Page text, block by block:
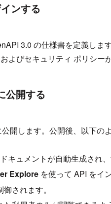
ンする
3.0 の仕様書を定義しま
よびセキュリティ ポリシー
公開する
公開します。公開後、以下の
キュメントが自動生成され
Explore を使って API をイ
されます。